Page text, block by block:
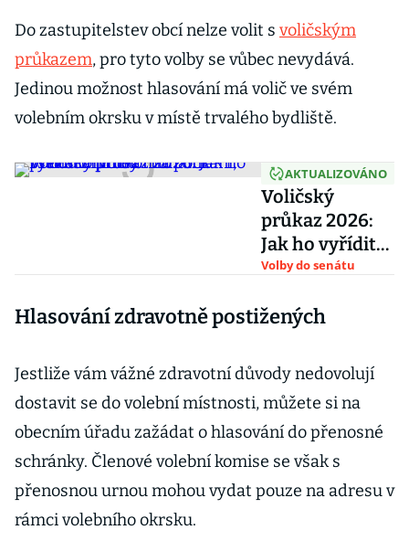
Do zastupitelstev obcí nelze volit s voličským
průkazem, pro tyto volby se vůbec nevydává.
Jedinou možnost hlasování má volič ve svém
volebním okrsku v místě trvalého bydliště.
AKTUALIZOVÁNO
Voličský
průkaz 2026:
Jak ho vyřídit
online či na
pravidla pro
i senátní volby
Volby do senátu
Hlasování zdravotně postižených
Jestliže vám vážné zdravotní důvody nedovolují
dostavit se do volební místnosti, můžete si na
obecním úřadu zažádat o hlasování do přenosné
schránky. Členové volební komise se však s
přenosnou urnou mohou vydat pouze na adresu v
rámci volebního okrsku.